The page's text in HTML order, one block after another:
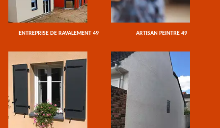
ENTREPRISE DE RAVALEMENT 49 ARTISAN PEINTRE 49